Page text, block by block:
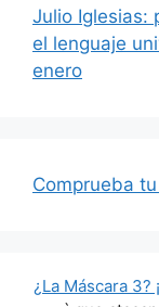
Julio Iglesias:
el lenguaje
enero
Comprueba
¿La Máscara